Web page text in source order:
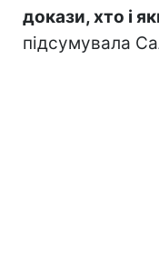
докази, хто і
підсумувала